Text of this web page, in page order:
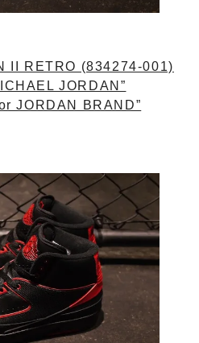
II RETRO (834274-001)
JORDAN”
JORDAN BRAND”